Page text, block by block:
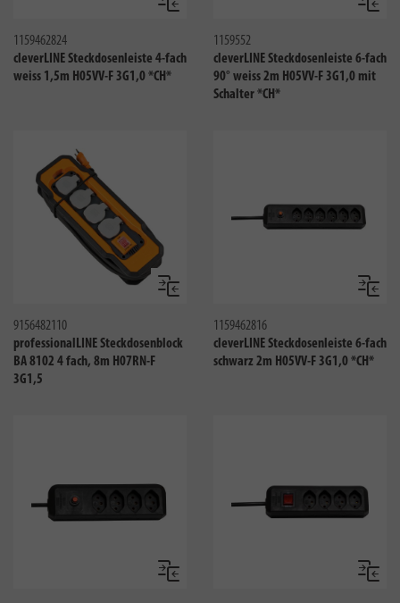
Vergleichen
1159462824
cleverLINE Steckdosenleiste 4-fach
weiss 1,5m H05VV-F 3G1,0 *CH*
1159552
cleverLINE Steckdosenleiste 6-fach
90° weiss 2m H05VV-F 3G1,0 mit
Schalter *CH*
Vergleichen
9156482110
professionalLINE Steckdosenblock
BA 8102 4 fach, 8m H07RN-F
3G1,5
1159462816
cleverLINE Steckdosenleiste 6-fach
schwarz 2m H05VV-F 3G1,0 *CH*
Vergleichen